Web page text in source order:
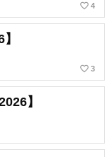
favorite_border 4
favorite_border 3
】